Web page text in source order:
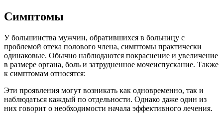
Симптомы
У большинства мужчин, обратившихся в больницу с
проблемой отека полового члена, симптомы практически
одинаковые. Обычно наблюдаются покраснение и увеличение
в размере органа, боль и затрудненное мочеиспускание. Также
к симптомам относятся:
Эти проявления могут возникать как одновременно, так и
наблюдаться каждый по отдельности. Однако даже один из
них говорит о необходимости начала эффективного лечения.